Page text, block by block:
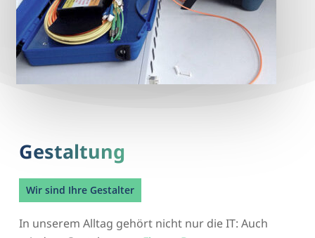
Gestaltung
Wir sind Ihre Gestalter
In unserem Alltag gehört nicht nur die IT: Auch